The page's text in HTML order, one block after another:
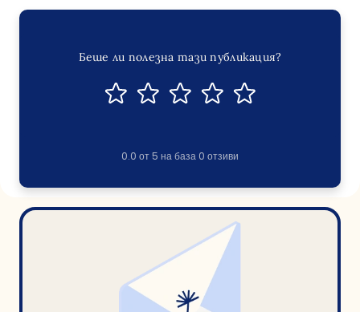
Беше ли полезна тази публикация?
0.0 от5 на база 0 отзиви